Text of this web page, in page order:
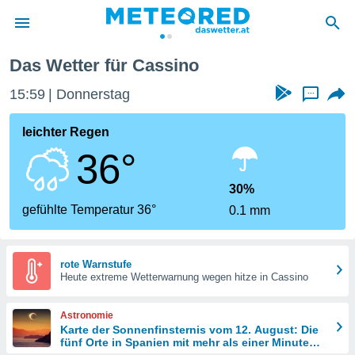
wurde
dass
sind.
diese
Das Wetter für Cassino
15:59 Donnerstag ...
leichter Regen
36°
gefühlte Temperatur 36°
30%
0.1 mm
rote Warnstufe
Heute extreme Wetterwarnung wegen hitze in Cassino
Astronomie
Karte der Sonnenfinsternis vom 12. August: Die
fünf Orte in Spanien mit mehr als einer Minute